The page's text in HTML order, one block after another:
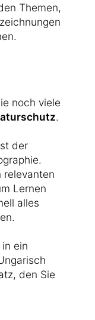
Themen,
noch viele
.
der
relevanten
Lernen
alles
ein
den Sie